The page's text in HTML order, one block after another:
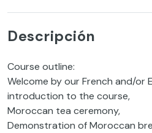
Descripción
Course outline:
Welcome by our French and/or
introduction to the course,
Moroccan tea ceremony,
Demonstration of Moroccan